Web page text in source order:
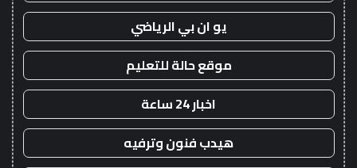
يو ان بي الرياضي
موقع حالة للتعليم
اخبار 24 ساعة
هيدب فنون وترفيه